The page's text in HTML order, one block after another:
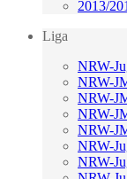
2013/
Liga
NRW-
NRW-
NRW-
NRW-
NRW-
NRW-
NRW-